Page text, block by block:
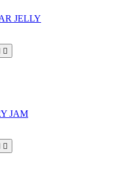
JELLY

JAM
